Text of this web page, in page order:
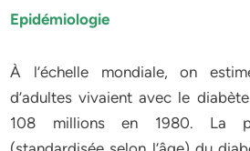
Epidémiologie
À l’échelle mondiale, on
d’adultes vivaient avec le
108 millions en 1980. La